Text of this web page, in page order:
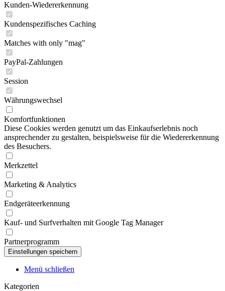
Kunden-Wiedererkennung
Kundenspezifisches Caching
Matches with only "mag"
PayPal-Zahlungen
Session
Währungswechsel
Komfortfunktionen
Diese Cookies werden genutzt um das Einkaufserlebnis noch
ansprechender zu gestalten, beispielsweise für die Wiedererkennung
des Besuchers.
Merkzettel
Marketing & Analytics
Endgeräteerkennung
Kauf- und Surfverhalten mit Google Tag Manager
Partnerprogramm
Menü schließen
Kategorien